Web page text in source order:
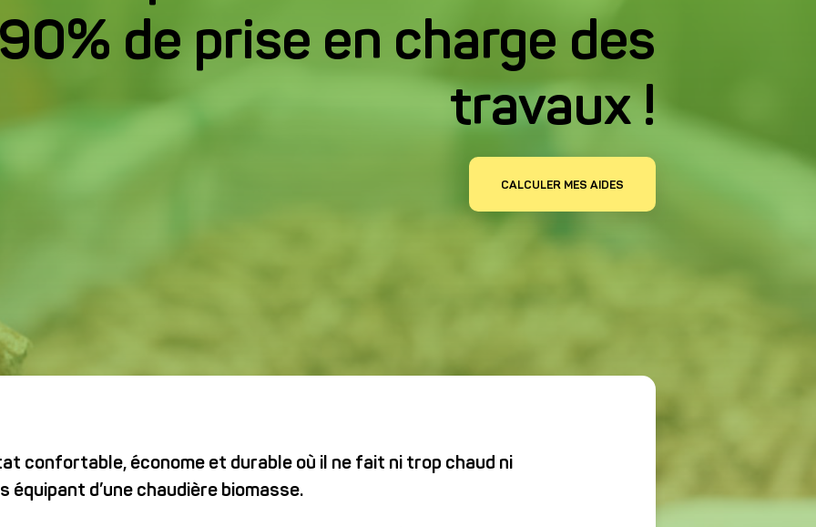
de prise en charge des
travaux !
CALCULER MES AIDES
confortable, économe et durable où il ne fait ni trop chaud ni
équipant d’une chaudière biomasse.